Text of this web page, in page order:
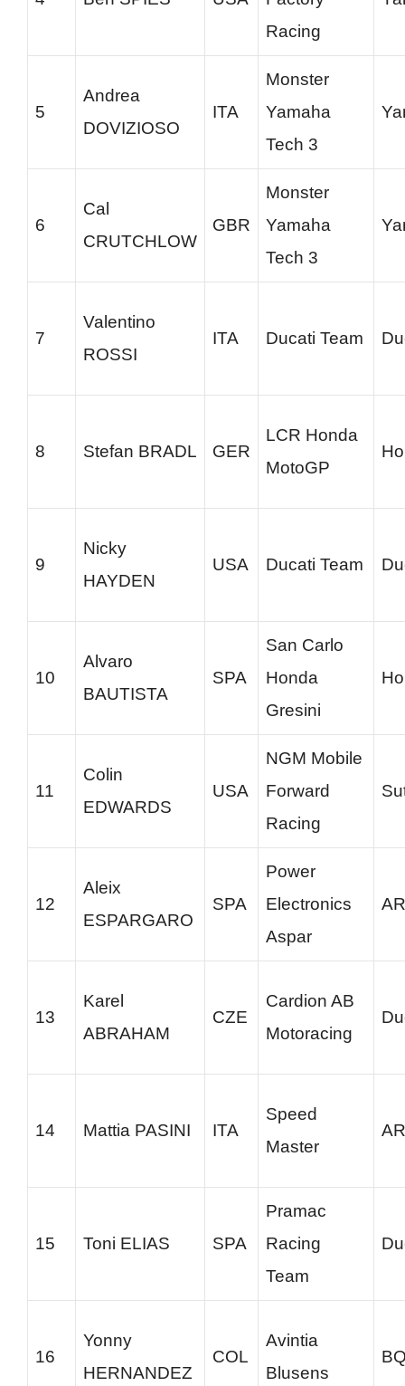
Racing
5
Andrea
DOVIZIOSO
ITA
Monster
Yamaha
Tech 3
6
Cal
CRUTCHLOW
GBR
Monster
Yamaha
Tech 3
7
Valentino
ROSSI
ITA Ducati Team
8 Stefan BRADL GER
LCR Honda
MotoGP
9
Nicky
HAYDEN
USA Ducati Team
10
Alvaro
BAUTISTA
SPA
San Carlo
Honda
Gresini
11
Colin
EDWARDS
USA
NGM Mobile
Forward
Racing
12
Aleix
ESPARGARO
SPA
Power
Electronics
Aspar
13
Karel
ABRAHAM
CZE
Cardion AB
Motoracing
14 Mattia PASINI ITA
Speed
Master
15 Toni ELIAS SPA
Pramac
Racing
Team
16
Yonny
HERNANDEZ
COL
Avintia
Blusens